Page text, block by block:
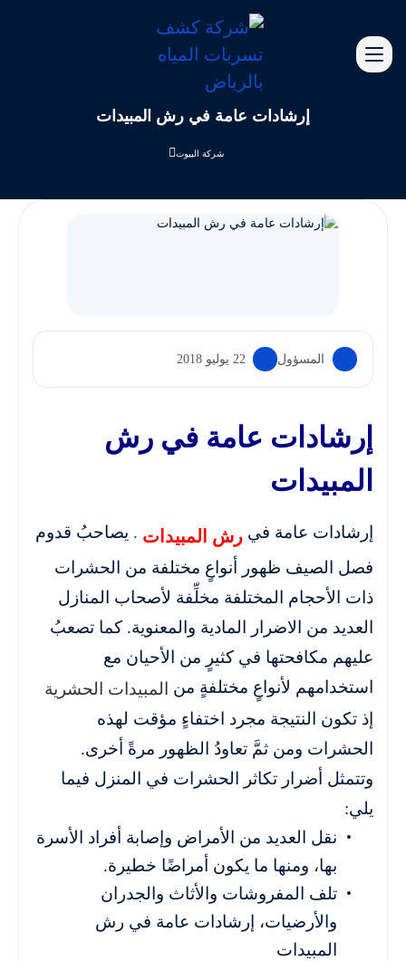
إرشادات عامة في رش المبيدات
شركة البيوت
المسؤول 22 يوليو 2018
إرشادات عامة في رش
المبيدات
إرشادات عامة في رش المبيدات . يصاحبُ قدوم
فصل الصيف ظهور أنواعٍ مختلفة من الحشرات
ذات الأحجام المختلفة مخلِّفة لأصحاب المنازل
العديد من الاضرار المادية والمعنوية. كما تصعبُ
عليهم مكافحتها في كثيرٍ من الأحيان مع
استخدامهم لأنواعٍ مختلفةٍ من
المبيدات الحشرية
إذ تكون النتيجة مجرد اختفاءٍ مؤقت لهذه
الحشرات ومن ثمَّ تعاودُ الظهور مرةً أخرى.
وتتمثل أضرار تكاثر الحشرات في المنزل فيما
يلي:
نقل العديد من الأمراض وإصابة أفراد الأسرة
بها، ومنها ما يكون أمراضًا خطيرة.
تلف المفروشات والأثاث والجدران
والأرضيات، إرشادات عامة في رش
المبيدات